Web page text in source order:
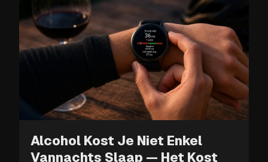
Alcohol Kost Je Niet Enkel
Vannachts Slaap — Het Kost